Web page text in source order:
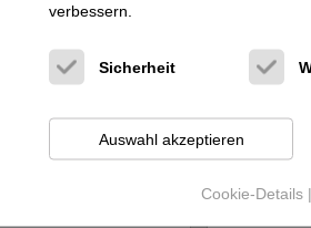
Grid
Fachhandel
Netzleisten + Filter
Protector
verbessern.
Cookie-Details |
Sicherheit
Auswahl akzeptieren